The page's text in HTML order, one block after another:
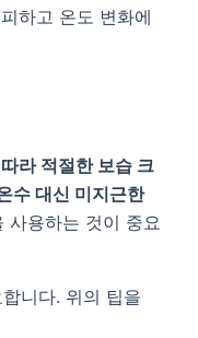
하고 온도 변화에
라 적절한 보습 크
수 대신 미지근한
사용하는 것이 중요
니다. 위의 팁을